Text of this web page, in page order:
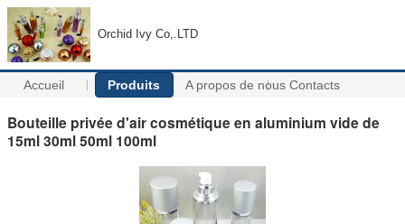
Orchid Ivy Co,.LTD
Accueil Produits A propos de nous Contacts
Bouteille privée d'air cosmétique en aluminium vide de
15ml 30ml 50ml 100ml